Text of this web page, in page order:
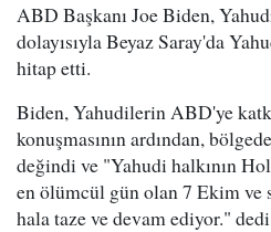
ABD Başkanı Joe Biden,
dolayısıyla Beyaz Saray'da
hitap etti.
Biden, Yahudilerin ABD'ye
konuşmasının ardından,
değindi ve "Yahudi halkının
en ölümcül gün olan 7 Ekim ve
hala taze ve devam ediyor."